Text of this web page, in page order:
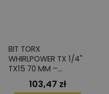
BIT TORX
WHIRLPOWER TX 1/4"
TX15 70 MM –
ZESTAW 10 SZT.
WYSOKA PRECYZJA
Cena
103,47 zł